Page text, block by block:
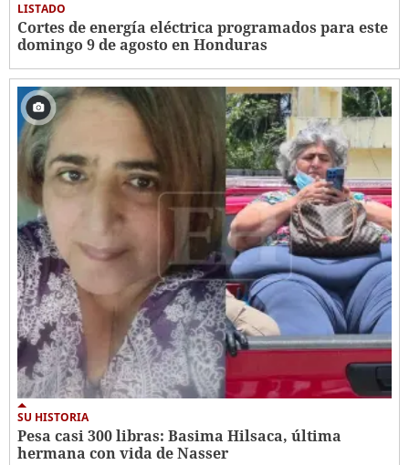
LISTADO
Cortes de energía eléctrica programados para este
domingo 9 de agosto en Honduras
SU HISTORIA
Pesa casi 300 libras: Basima Hilsaca, última
hermana con vida de Nasser